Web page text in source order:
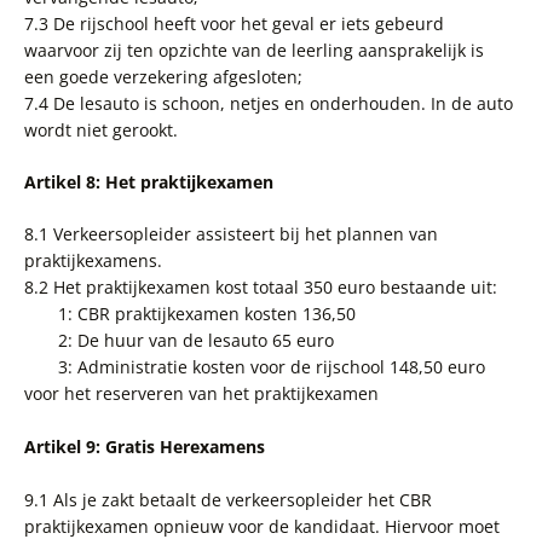
7.3 De rijschool heeft voor het geval er iets gebeurd
waarvoor zij ten opzichte van de leerling aansprakelijk is
een goede verzekering afgesloten;
7.4 De lesauto is schoon, netjes en onderhouden. In de auto
wordt niet gerookt.
Artikel 8: Het praktijkexamen
8.1 Verkeersopleider assisteert bij het plannen van
praktijkexamens.
8.2 Het praktijkexamen kost totaal 350 euro bestaande uit:
1: CBR praktijkexamen kosten 136,50
2: De huur van de lesauto 65 euro
3: Administratie kosten voor de rijschool 148,50 euro
voor het reserveren van het praktijkexamen
Artikel 9: Gratis Herexamens
9.1 Als je zakt betaalt de verkeersopleider het CBR
praktijkexamen opnieuw voor de kandidaat. Hiervoor moet